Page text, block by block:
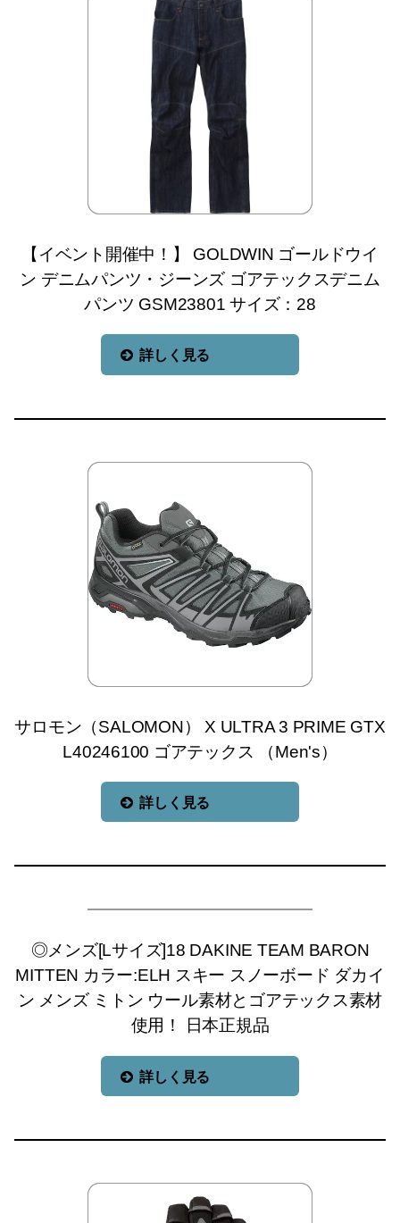
【イベント開催中！】 GOLDWIN ゴールドウイ
ン デニムパンツ・ジーンズ ゴアテックスデニム
パンツ GSM23801 サイズ：28
詳しく見る
サロモン（SALOMON） X ULTRA 3 PRIME GTX
L40246100 ゴアテックス （Men's）
詳しく見る
◎メンズ[Lサイズ]18 DAKINE TEAM BARON
MITTEN カラー:ELH スキー スノーボード ダカイ
ン メンズ ミトン ウール素材とゴアテックス素材
使用！ 日本正規品
詳しく見る